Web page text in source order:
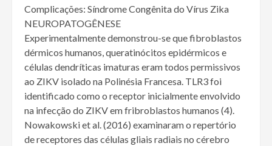
Complicações: Síndrome Congênita do Vírus Zika
NEUROPATOGÊNESE
Experimentalmente demonstrou-se que fibroblastos
dérmicos humanos, queratinócitos epidérmicos e
células dendríticas imaturas eram todos permissivos
ao ZIKV isolado na Polinésia Francesa. TLR3 foi
identificado como o receptor inicialmente envolvido
na infecção do ZIKV em fribroblastos humanos (4).
Nowakowski et al. (2016) examinaram o repertório
de receptores das células gliais radiais no cérebro